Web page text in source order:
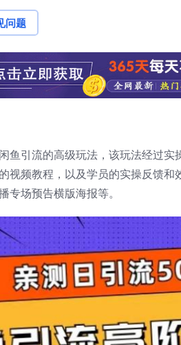
问题
鱼引流的高级玩法，该玩法经过
视频教程，以及学员的实操反馈
专场预告横版海报等。